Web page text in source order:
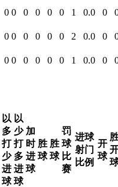
0 0 0 0 0 0 1 0.0 0
0 0 0 0 0 0 2 0.0 0
0 0 0 0 0 0 1 0.0 0
以
多
打
少
进
球
以
少
打
多
进
球
加
时
进
球
胜
球
胜
球
罚
球
比
赛
进球
射门
比例
开
球